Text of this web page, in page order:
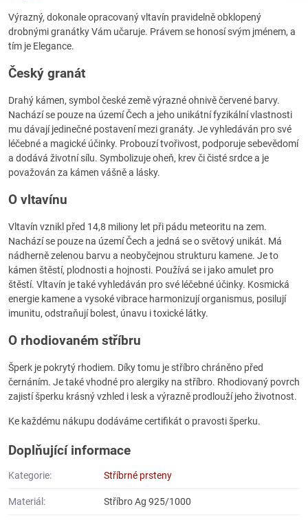
Výrazný, dokonale opracovaný vltavín pravidelně obklopený
drobnými granátky Vám učaruje. Právem se honosí svým jménem, a
tím je Elegance.
Český granát
Drahý kámen, symbol české země výrazné ohnivě červené barvy.
Nachází se pouze na území Čech a jeho unikátní fyzikální vlastnosti
mu dávají jedinečné postavení mezi granáty. Je vyhledáván pro své
léčebné a magické účinky. Probouzí tvořivost, podporuje sebevědomí
a dodává životní sílu. Symbolizuje oheň, krev či čisté srdce a je
považován za kámen vášně a lásky.
O vltavínu
Vltavín vznikl před 14,8 miliony let při pádu meteoritu na zem.
Nachází se pouze na území Čech a jedná se o světový unikát. Má
nádherně zelenou barvu a neobyčejnou strukturu kamene. Je to
kámen štěstí, plodnosti a hojnosti. Používá se i jako amulet pro
štěstí. Vltavín je také vyhledáván pro své léčebné účinky. Kosmická
energie kamene a vysoké vibrace harmonizují organismus, posilují
imunitu, odstraňují bolest, únavu i toxické látky.
O rhodiovaném stříbru
Šperk je pokrytý rhodiem. Díky tomu je stříbro chráněno před
černáním. Je také vhodné pro alergiky na stříbro. Rhodiovaný povrch
zajistí šperku krásný vzhled i lesk a výrazně prodlouží jeho životnost.
Ke každému nákupu dodáváme certifikát o pravosti šperku.
Doplňující informace
Kategorie: Stříbrné prsteny
Materiál: Stříbro Ag 925/1000